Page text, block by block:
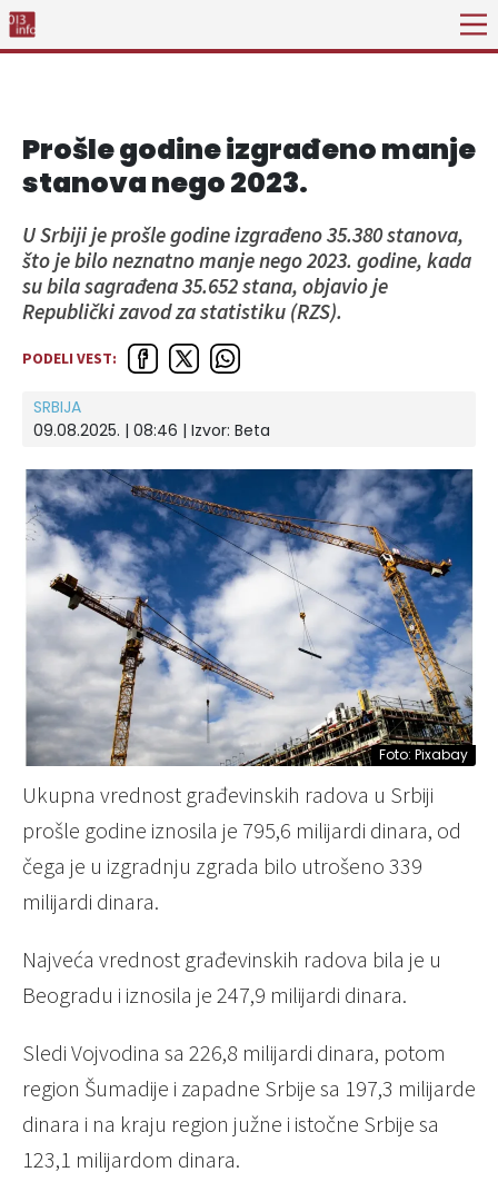
Prošle godine izgrađeno manje
stanova nego 2023.
U Srbiji je prošle godine izgrađeno 35.380 stanova,
što je bilo neznatno manje nego 2023. godine, kada
su bila sagrađena 35.652 stana, objavio je
Republički zavod za statistiku (RZS).
PODELI VEST:
SRBIJA
09.08.2025. | 08:46 | Izvor: Beta
Foto: Pixabay
Ukupna vrednost građevinskih radova u Srbiji
prošle godine iznosila je 795,6 milijardi dinara, od
čega je u izgradnju zgrada bilo utrošeno 339
milijardi dinara.
Najveća vrednost građevinskih radova bila je u
Beogradu i iznosila je 247,9 milijardi dinara.
Sledi Vojvodina sa 226,8 milijardi dinara, potom
region Šumadije i zapadne Srbije sa 197,3 milijarde
dinara i na kraju region južne i istočne Srbije sa
123,1 milijardom dinara.